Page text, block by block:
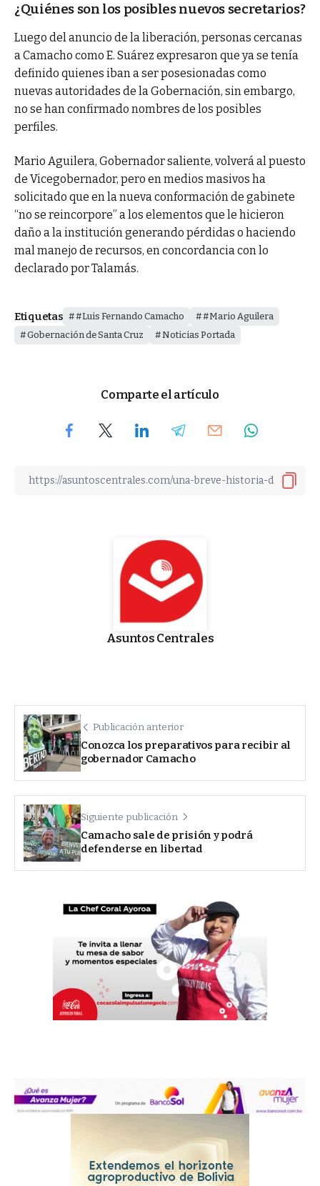
¿Quiénes son los posibles nuevos secretarios?
Luego del anuncio de la liberación, personas cercanas
a Camacho como E. Suárez expresaron que ya se tenía
definido quienes iban a ser posesionadas como
nuevas autoridades de la Gobernación, sin embargo,
no se han confirmado nombres de los posibles
perfiles.
Mario Aguilera, Gobernador saliente, volverá al puesto
de Vicegobernador, pero en medios masivos ha
solicitado que en la nueva conformación de gabinete
“no se reincorpore” a los elementos que le hicieron
daño a la institución generando pérdidas o haciendo
mal manejo de recursos, en concordancia con lo
declarado por Talamás.
Etiquetas #Luis Fernando Camacho
#Mario Aguilera
Gobernación de Santa Cruz
Noticias Portada
Comparte el artículo
Asuntos Centrales
Publicación anterior
Conozca los preparativos para recibir al
gobernador Camacho
Siguiente publicación
Camacho sale de prisión y podrá
defenderse en libertad